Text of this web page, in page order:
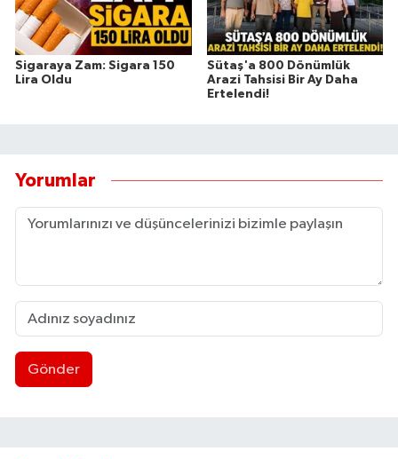
Sigaraya Zam: Sigara 150
Lira Oldu
Sütaş'a 800 Dönümlük
Arazi Tahsisi Bir Ay Daha
Ertelendi!
Yorumlar
Gönder